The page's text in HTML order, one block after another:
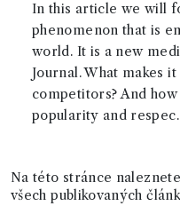
In this article we will
phenomenon that is
world. It is a new
Journal. What makes
competitors? And
popularity and
Na této stránce
všech publikovaných